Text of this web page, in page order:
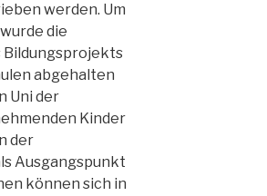
werden. Um
die
Bildungsprojekts
abgehalten
Uni der
Kinder
der
Ausgangspunkt
können sich in